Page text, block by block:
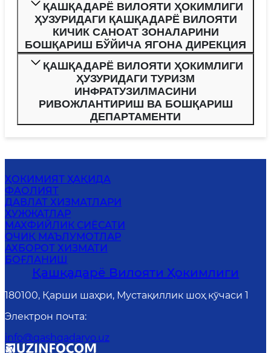
ҚАШҚАДАРЁ ВИЛОЯТИ ҲОКИМЛИГИ
ҲУЗУРИДАГИ ҚАШҚАДАРЁ ВИЛОЯТИ
КИЧИК САНОАТ ЗОНАЛАРИНИ
БОШҚАРИШ БЎЙИЧА ЯГОНА ДИРЕКЦИЯ
ҚАШҚАДАРЁ ВИЛОЯТИ ҲОКИМЛИГИ
ҲУЗУРИДАГИ ТУРИЗМ
ИНФРАТУЗИЛМАСИНИ
РИВОЖЛАНТИРИШ ВА БОШҚАРИШ
ДЕПАРТАМЕНТИ
ҲОКИМИЯТ ҲАҚИДА
ФАОЛИЯТ
ДАВЛАТ ХИЗМАТЛАРИ
ҲУЖЖАТЛАР
MАХФИЙЛИК СИЁСАТИ
ОЧИҚ МАЪЛУМОТЛАР
АХБОРОТ ХИЗМАТИ
БОҒЛАНИШ
Қашқадарё Вилояти Ҳокимлиги
180100, Қарши шаҳри, Мустақиллик шоҳ кўчаси 1
Электрон почта:
info@qashqadaryo.uz